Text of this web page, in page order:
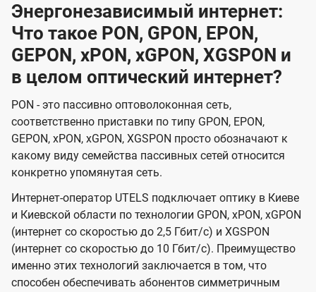
Энергонезависимый интернет:
Что такое PON, GPON, EPON,
GEPON, xPON, xGPON, XGSPON и
в целом оптический интернет?
PON - это пассивно оптоволоконная сеть,
соответственно приставки по типу GPON, EPON,
GEPON, xPON, xGPON, XGSPON просто обозначают к
какому виду семейства пассивных сетей относится
конкретно упомянутая сеть.
Интернет-оператор UTELS подключает оптику в Киеве
и Киевской области по технологии GPON, xPON, xGPON
(интернет со скоростью до 2,5 Гбит/с) и XGSPON
(интернет со скоростью до 10 Гбит/с). Преимущество
именно этих технологий заключается в том, что
способен обеспечивать абонентов симметричным